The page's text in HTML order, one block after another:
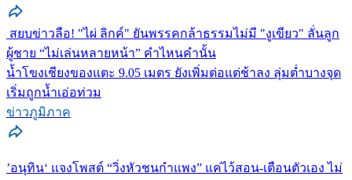
สยบข่าวลือ! "ไผ่ ลิกค์" ยันพรรคกล้าธรรมไม่มี "งูเขียว" ลั่นลูก
ผู้ชาย “ไม่เล่นหลายหน้า” คำไหนคำนั้น
น้ำโขงเชียงของแตะ 9.05 เมตร ยังเพิ่มต่อแต่ช้าลง ลุ่มต่ำบางจุด
เริ่มถูกน้ำเอ่อท่วม
ข่าวภูมิภาค
’อนุทิน‘ แจงโพสต์ “วิ่งหัวชนกำแพง” แค่ไว้สอน-เตือนตัวเอง ไม่